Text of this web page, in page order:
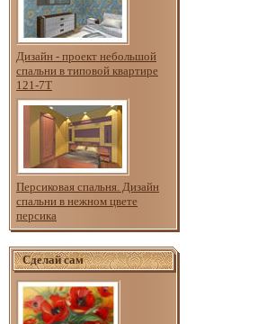
Дизайн - проект небольшой
спальни в типовой квартире
121-7Т
Персиковая спальня. Дизайн
спальни в нежном цвете
персика
Сделай сам